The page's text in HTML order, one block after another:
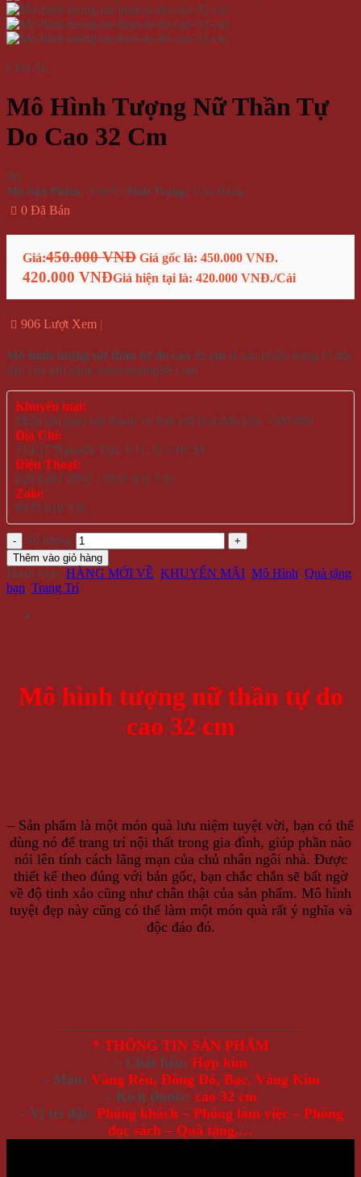
Chia Sẻ:
Mô Hình Tượng Nữ Thần Tự
Do Cao 32 Cm
(0)
Mã Sản Phẩm: 53605 |Tình Trạng: Còn Hàng
0 Đã Bán
Giá:450.000 VNĐ Giá gốc là: 450.000 VNĐ.
420.000 VNĐGiá hiện tại là: 420.000 VNĐ./Cái
906 Lượt Xem
Mô hình tượng nữ thần tự do cao 32 cm là sản phẩm trang trí độc
đáo của gift shop winwinshop88.com
Khuyến mại:
Miễn phí giao nội thành và tỉnh với hoá đơn trên >500.000
Địa Chỉ:
714/17 Nguyễn Trãi, P.11, Q.5 HCM
Điện Thoại:
028 6261 0065 - 0935 616 536
Zalo:
0935 616 536
Số lượng
Thêm vào giỏ hàng
Danh mục: HÀNG MỚI VỀ, KHUYẾN MÃI, Mô Hình, Quà tặng
bạn, Trang Trí
Mô hình tượng nữ thần tự do
cao 32 cm
– Sản phẩm là một món quà lưu niệm tuyệt vời, bạn có thể
dùng nó để trang trí nội thất trong gia đình, giúp phần nào
nói lên tính cách lãng mạn của chủ nhân ngôi nhà. Được
thiết kế theo đúng với bản gốc, bạn chắc chắn sẽ bất ngờ
về độ tinh xảo cũng như chân thật của sản phẩm. Mô hình
tuyệt đẹp này cũng có thể làm một món quà rất ý nghĩa và
độc đáo đó.
—————————————————
* THÔNG TIN SẢN PHẨM
– Chất liệu: Hợp kim
– Màu: Vàng Rêu, Đồng Đỏ, Bạc, Vàng Kim
– Kích thước: cao 32 cm
– Vị trí đặt: Phòng khách – Phòng làm việc – Phòng
đọc sách – Quà tặng,…